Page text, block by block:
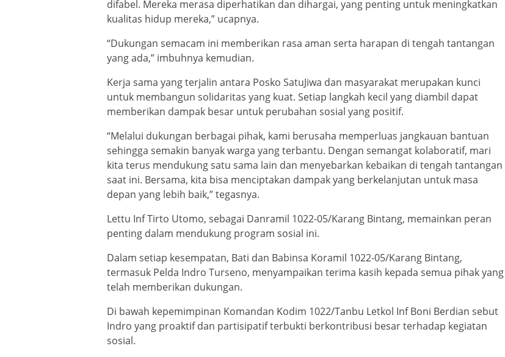
difabel. Mereka merasa diperhatikan dan dihargai, yang penting untuk meningkatkan
kualitas hidup mereka,” ucapnya.
“Dukungan semacam ini memberikan rasa aman serta harapan di tengah tantangan
yang ada,” imbuhnya kemudian.
Kerja sama yang terjalin antara Posko SatuJiwa dan masyarakat merupakan kunci
untuk membangun solidaritas yang kuat. Setiap langkah kecil yang diambil dapat
memberikan dampak besar untuk perubahan sosial yang positif.
“Melalui dukungan berbagai pihak, kami berusaha memperluas jangkauan bantuan
sehingga semakin banyak warga yang terbantu. Dengan semangat kolaboratif, mari
kita terus mendukung satu sama lain dan menyebarkan kebaikan di tengah tantangan
saat ini. Bersama, kita bisa menciptakan dampak yang berkelanjutan untuk masa
depan yang lebih baik,” tegasnya.
Lettu Inf Tirto Utomo, sebagai Danramil 1022-05/Karang Bintang, memainkan peran
penting dalam mendukung program sosial ini.
Dalam setiap kesempatan, Bati dan Babinsa Koramil 1022-05/Karang Bintang,
termasuk Pelda Indro Turseno, menyampaikan terima kasih kepada semua pihak yang
telah memberikan dukungan.
Di bawah kepemimpinan Komandan Kodim 1022/Tanbu Letkol Inf Boni Berdian sebut
Indro yang proaktif dan partisipatif terbukti berkontribusi besar terhadap kegiatan
sosial.